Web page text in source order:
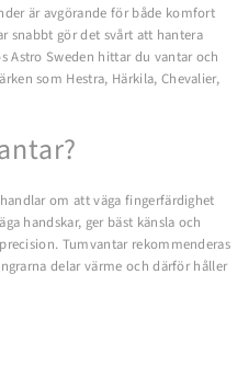
är avgörande för både komfort
snabbt gör det svårt att hantera
Astro Sweden hittar du vantar och
som Hestra, Härkila, Chevalier,
om att väga fingerfärdighet
handskar, ger bäst känsla och
Tumvantar rekommenderas
delar värme och därför håller